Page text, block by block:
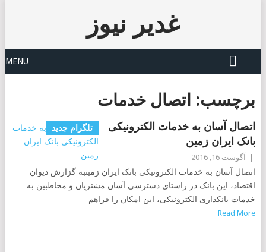
غدیر نیوز
MENU
برچسب: اتصال خدمات
تلگرام جدید
اتصال آسان به خدمات الکترونیکی
بانک ایران زمین
آگوست 16, 2016
اتصال آسان به خدمات الکترونیکی بانک ایران زمینبه گزارش دیوان
اقتصاد، این بانک در راستای دسترسی آسان مشتریان و مخاطبین به
خدمات بانکداری الکترونیکی، این امکان را فراهم
Read More